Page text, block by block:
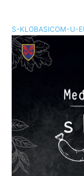
S-KLOBASICOM-U-